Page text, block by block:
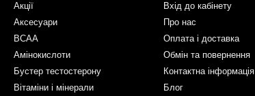
Акції
Аксесуари
BCAA
Амінокислоти
Бустер тестостерону
Вітаміни і мінерали
Вхід до кабінету
Про нас
Оплата і доставка
Обмін та повернення
Контактна інформація
Блог